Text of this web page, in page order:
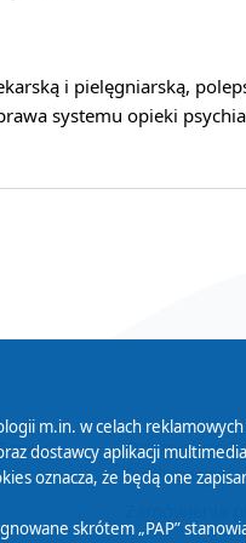
i pielęgniarską,
systemu opieki
Organizacje
Publicznego
m.in. w celach
dostawcy aplikacji
oznacza, że będą one
skrótem „PAP”